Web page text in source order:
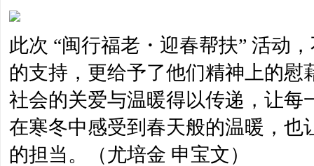
此次 “闽行福老・迎春帮扶” 活动
的支持，更给予了他们精神上的
社会的关爱与温暖得以传递，让每
在寒冬中感受到春天般的温暖，也
的担当。（尤培金 申宝文）